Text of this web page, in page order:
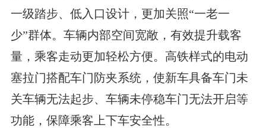
一级踏步、低入口设计，更加关照“一老一
少”群体。车辆内部空间宽敞，有效提升载客
量，乘客走动更加轻松方便。高铁样式的电动
塞拉门搭配车门防夹系统，使新车具备车门未
关车辆无法起步、车辆未停稳车门无法开启等
功能，保障乘客上下车安全性。